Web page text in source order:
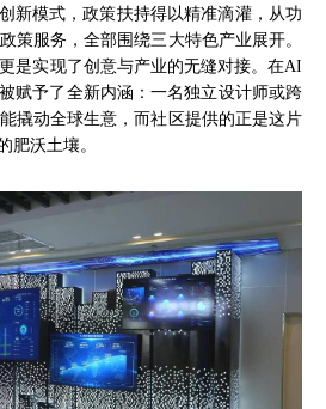
新模式，政策扶持得以精准滴灌，从功
策服务，全部围绕三大特色产业展开。
是实现了创意与产业的无缝对接。在AI
赋予了全新内涵：一名独立设计师或跨
撬动全球生意，而社区提供的正是这片
肥沃土壤。